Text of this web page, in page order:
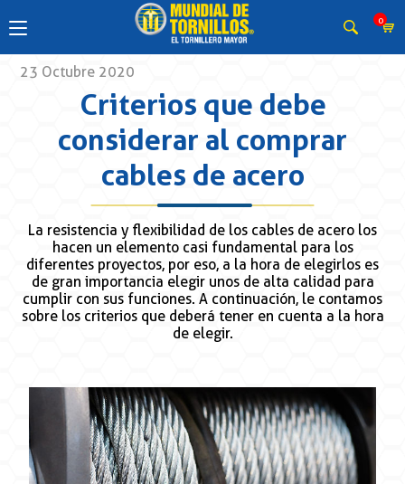
0
23 Octubre 2020
Criterios que debe
considerar al comprar
cables de acero
La resistencia y flexibilidad de los cables de acero los
hacen un elemento casi fundamental para los
diferentes proyectos, por eso, a la hora de elegirlos es
de gran importancia elegir unos de alta calidad para
cumplir con sus funciones. A continuación, le contamos
sobre los criterios que deberá tener en cuenta a la hora
de elegir.